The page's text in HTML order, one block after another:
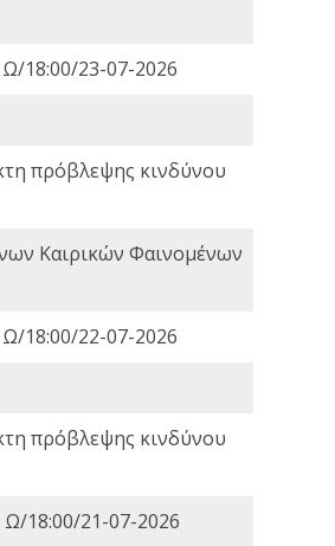
18:00/23-07-2026
πρόβλεψης κινδύνου
Καιρικών Φαινομένων
18:00/22-07-2026
πρόβλεψης κινδύνου
Ω/18:00/21-07-2026